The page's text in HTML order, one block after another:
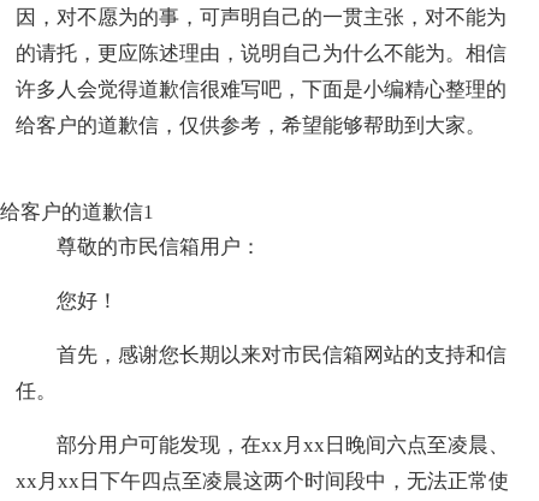
因，对不愿为的事，可声明自己的一贯主张，对不能为
的请托，更应陈述理由，说明自己为什么不能为。相信
许多人会觉得道歉信很难写吧，下面是小编精心整理的
给客户的道歉信，仅供参考，希望能够帮助到大家。
给客户的道歉信1
尊敬的市民信箱用户：
您好！
首先，感谢您长期以来对市民信箱网站的支持和信
任。
部分用户可能发现，在xx月xx日晚间六点至凌晨、
xx月xx日下午四点至凌晨这两个时间段中，无法正常使